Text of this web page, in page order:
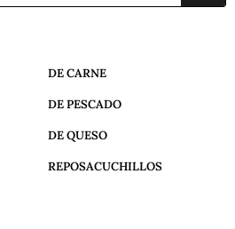
DE CARNE
DE PESCADO
DE QUESO
REPOSACUCHILLOS